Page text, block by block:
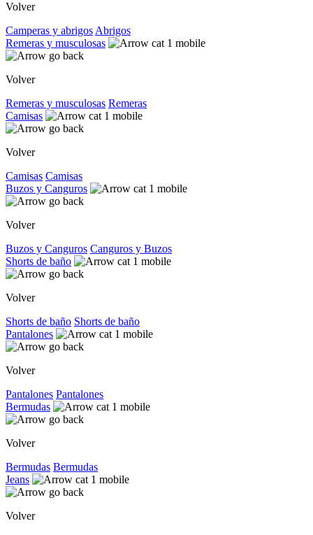
Volver
Camperas y abrigos Abrigos
Remeras y musculosas
Volver
Remeras y musculosas Remeras
Camisas
Volver
Camisas Camisas
Buzos y Canguros
Volver
Buzos y Canguros Canguros y Buzos
Shorts de baño
Volver
Shorts de baño Shorts de baño
Pantalones
Volver
Pantalones Pantalones
Bermudas
Volver
Bermudas Bermudas
Jeans
Volver